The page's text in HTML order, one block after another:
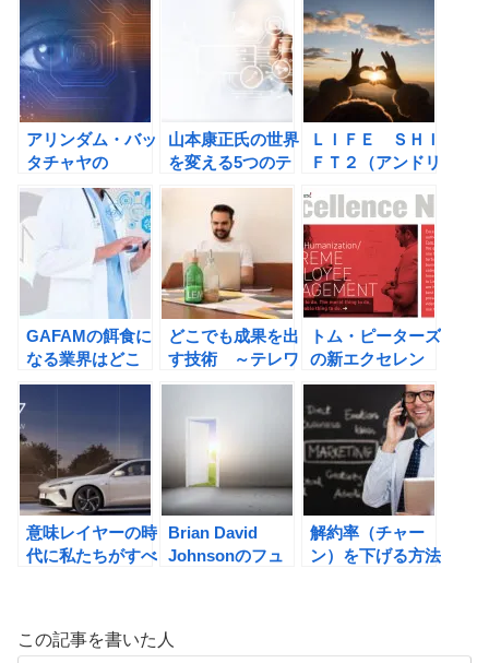
い時代の生き方
遅刻してくれて、
ありがとう 常識
生き方の書評
考」で展望するの
書評
アリンダム・バッ
タチャヤの
BCG「最強（グ
レート）」を超え
る戦略 不確実な
時代を勝ち抜く９
原則の書評
山本康正氏の世界
を変える5つのテ
クノロジー
――SDGs、ESG
の最前線の書評
ＬＩＦＥ ＳＨＩ
ＦＴ２（アンドリ
リンダ・グラット
ン）の―１００年
時代の行動戦略の
書評
GAFAMの餌食に
なる業界はどこ
か？ディスラプタ
ックス(崩壊指標)
から読み解く未
来。
どこでも成果を出
す技術 ～テレワ
ーク＆オフィスワ
仕事をするための
8つのスキル（沢
渡あまね）の書評
トム・ピーターズ
の新エクセレン
ト・カンパニー:
AIに勝てる組織の
条件の書評
意味レイヤーの時
代に私たちがすべ
Brian David
Johnsonのフュ
解約率（チャー
ン）を下げる方法
この記事を書いた人